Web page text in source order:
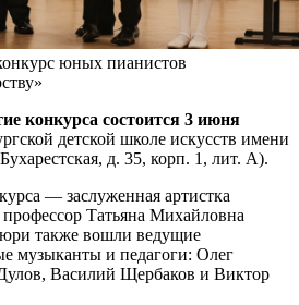
юных пианистов
конкурса состоится 3 июня
детской школе искусств имени
д. 35, корп. 1, лит. А).
— заслуженная артистка
Татьяна Михайловна
также вошли ведущие
музыканты и педагоги: Олег
Василий Щербаков и Виктор